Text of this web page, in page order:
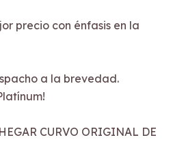
precio con énfasis en la
a la brevedad.
CURVO ORIGINAL DE